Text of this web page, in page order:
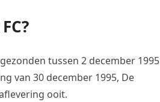
tussen 2 december 1995
van 30 december 1995, De
ooit.